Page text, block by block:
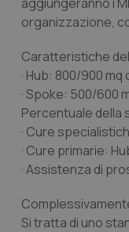
organizzazione,
Caratteristiche
· Hub: 800/900
· Spoke: 500/600
Percentuale della
· Cure
· Cure primarie:
· Assistenza di
Si tratta di uno